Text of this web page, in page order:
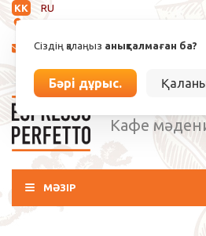
KK
RU
Сіздің қалаңыз анықталмаған ба?
Бәрі дұрыс.
info@espressoperfetto.kz
Кафе
МӘЗІР